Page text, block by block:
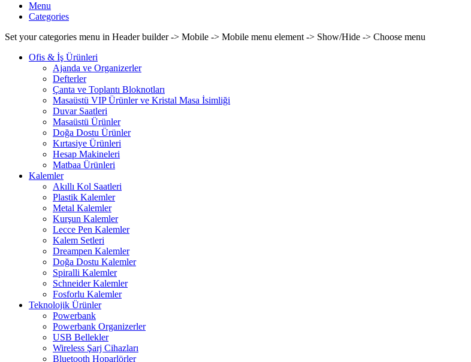
Menu
Categories
Set your categories menu in Header builder -> Mobile -> Mobile menu element -> Show/Hide -> Choose menu
Ofis & İş Ürünleri
Ajanda ve Organizerler
Defterler
Çanta ve Toplantı Bloknotları
Masaüstü VIP Ürünler ve Kristal Masa İsimliği
Duvar Saatleri
Masaüstü Ürünler
Doğa Dostu Ürünler
Kırtasiye Ürünleri
Hesap Makineleri
Matbaa Ürünleri
Kalemler
Akıllı Kol Saatleri
Plastik Kalemler
Metal Kalemler
Kurşun Kalemler
Lecce Pen Kalemler
Kalem Setleri
Dreampen Kalemler
Doğa Dostu Kalemler
Spiralli Kalemler
Schneider Kalemler
Fosforlu Kalemler
Teknolojik Ürünler
Powerbank
Powerbank Organizerler
USB Bellekler
Wireless Şarj Cihazları
Bluetooth Hoparlörler